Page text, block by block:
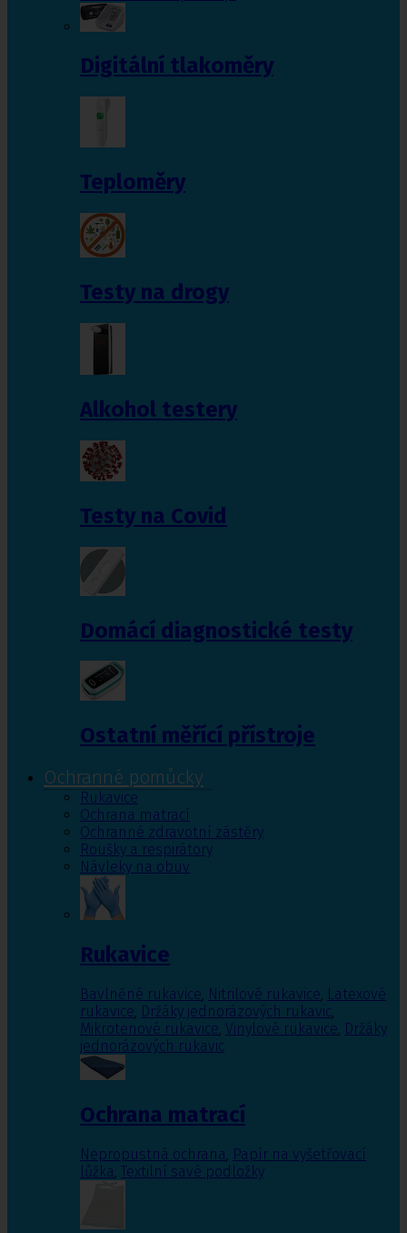
Digitální tlakoměry
Teploměry
Testy na drogy
Alkohol testery
Testy na Covid
Domácí diagnostické testy
Ostatní měřící přístroje
Ochranné pomůcky
Rukavice
Ochrana matrací
Ochranné zdravotní zástěry
Roušky a respirátory
Návleky na obuv
Rukavice
Bavlněné rukavice, Nitrilové rukavice, Latexové
rukavice, Držáky jednorázových rukavic,
Mikrotenové rukavice, Vinylové rukavice, Držáky
jednorázových rukavic
Ochrana matrací
Nepropustná ochrana, Papír na vyšetřovací
lůžka, Textilní savé podložky